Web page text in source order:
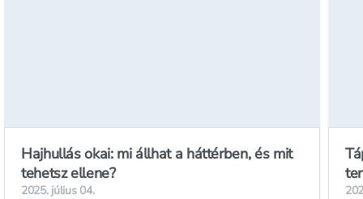
Hajhullás okai: mi állhat a háttérben, és mit
tehetsz ellene?
2025. július 04.